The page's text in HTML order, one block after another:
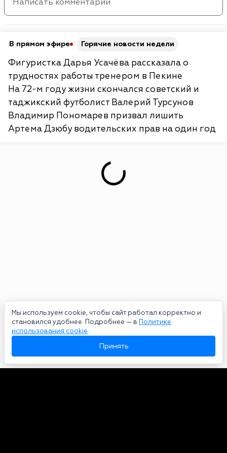
Мы используем cookie, чтобы сайт работал корректно и
становился удобнее. Подробнее — в Политике
использования cookie.
Принять
В прямом эфире Горячие новости недели
Фигуристка Дарья Усачёва рассказала о
трудностях работы тренером в Пекине
На 72-м году жизни скончался советский и
таджикский футболист Валерий Турсунов
Владимир Пономарев призвал лишить
Артема Дзюбу водительских прав на один год